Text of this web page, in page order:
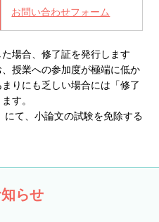
お問い合わせフォーム
場合、修了証を発行します
、授業への参加度が極端に低か
りにも乏しい場合には「修了
す。
て、小論文の試験を免除する
らせ